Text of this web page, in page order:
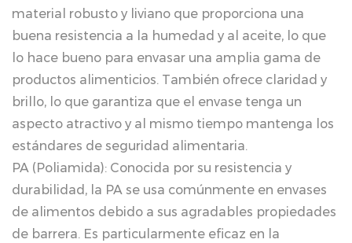
material robusto y liviano que proporciona una
buena resistencia a la humedad y al aceite, lo que
lo hace bueno para envasar una amplia gama de
productos alimenticios. También ofrece claridad y
brillo, lo que garantiza que el envase tenga un
aspecto atractivo y al mismo tiempo mantenga los
estándares de seguridad alimentaria.
PA (Poliamida): Conocida por su resistencia y
durabilidad, la PA se usa comúnmente en envases
de alimentos debido a sus agradables propiedades
de barrera. Es particularmente eficaz en la